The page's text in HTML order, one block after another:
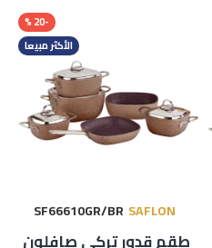
الأكثر مبيعا
-20 %
SAFLON
SF66610GR/BR
طقم قدور تركي صافلون